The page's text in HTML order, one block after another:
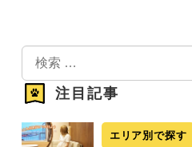
索
注目記事
エリア別で探す